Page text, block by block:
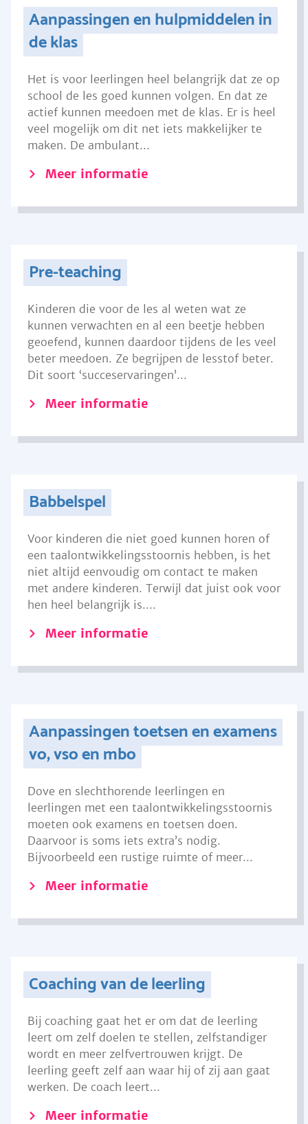
Aanpassingen en hulpmiddelen in
de klas
Het is voor leerlingen heel belangrijk dat ze op
school de les goed kunnen volgen. En dat ze
actief kunnen meedoen met de klas. Er is heel
veel mogelijk om dit net iets makkelijker te
maken. De ambulant...
Meer informatie
Pre-teaching
Kinderen die voor de les al weten wat ze
kunnen verwachten en al een beetje hebben
geoefend, kunnen daardoor tijdens de les veel
beter meedoen. Ze begrijpen de lesstof beter.
Dit soort ‘succeservaringen’...
Meer informatie
Babbelspel
Voor kinderen die niet goed kunnen horen of
een taalontwikkelingsstoornis hebben, is het
niet altijd eenvoudig om contact te maken
met andere kinderen. Terwijl dat juist ook voor
hen heel belangrijk is....
Meer informatie
Aanpassingen toetsen en examens
vo, vso en mbo
Dove en slechthorende leerlingen en
leerlingen met een taalontwikkelingsstoornis
moeten ook examens en toetsen doen.
Daarvoor is soms iets extra’s nodig.
Bijvoorbeeld een rustige ruimte of meer...
Meer informatie
Coaching van de leerling
Bij coaching gaat het er om dat de leerling
leert om zelf doelen te stellen, zelfstandiger
wordt en meer zelfvertrouwen krijgt. De
leerling geeft zelf aan waar hij of zij aan gaat
werken. De coach leert...
Meer informatie